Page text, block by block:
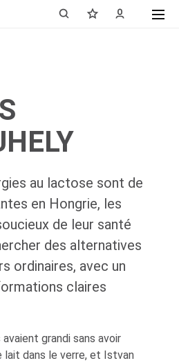
au lactose sont de
en Hongrie, les
de leur santé
des alternatives
ordinaires, avec un
claires
grandi sans avoir
dans le verre, et Istvan